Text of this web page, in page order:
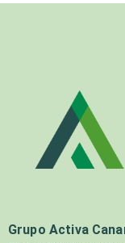
Grupo Activa